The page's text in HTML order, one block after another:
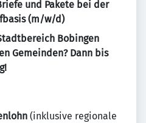
und Pakete bei der
(m/w/d)
Bobingen
Gemeinden? Dann bis
(inklusive regionale